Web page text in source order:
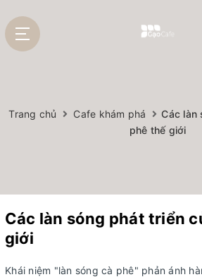
Trang chủ Cafe khám phá
Các làn
phê thế giới
Các làn sóng phát triển
giới
Khái niệm "làn sóng cà phê" phản ánh